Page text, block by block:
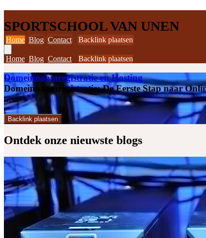
SPORTSCHOOL VAN UNEN
Home Blog Contact Backlink plaatsen
Home Blog Contact Backlink plaatsen
Domeinnaamregistratie en Hosting
Domeinnaamregistratie: De Eerste Stap naar
...
Backlink plaatsen
Ontdek onze nieuwste blogs